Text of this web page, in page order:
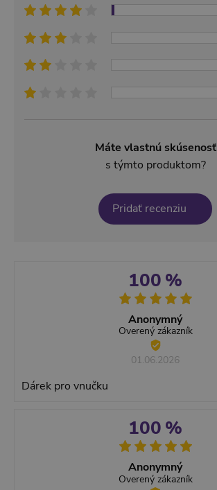
Máte vlastnú skúsenosť
s týmto produktom?
Pridať recenziu
100 %
Anonymný
Overený zákazník
01.06.2026
Dárek pro vnučku
100 %
Anonymný
Overený zákazník